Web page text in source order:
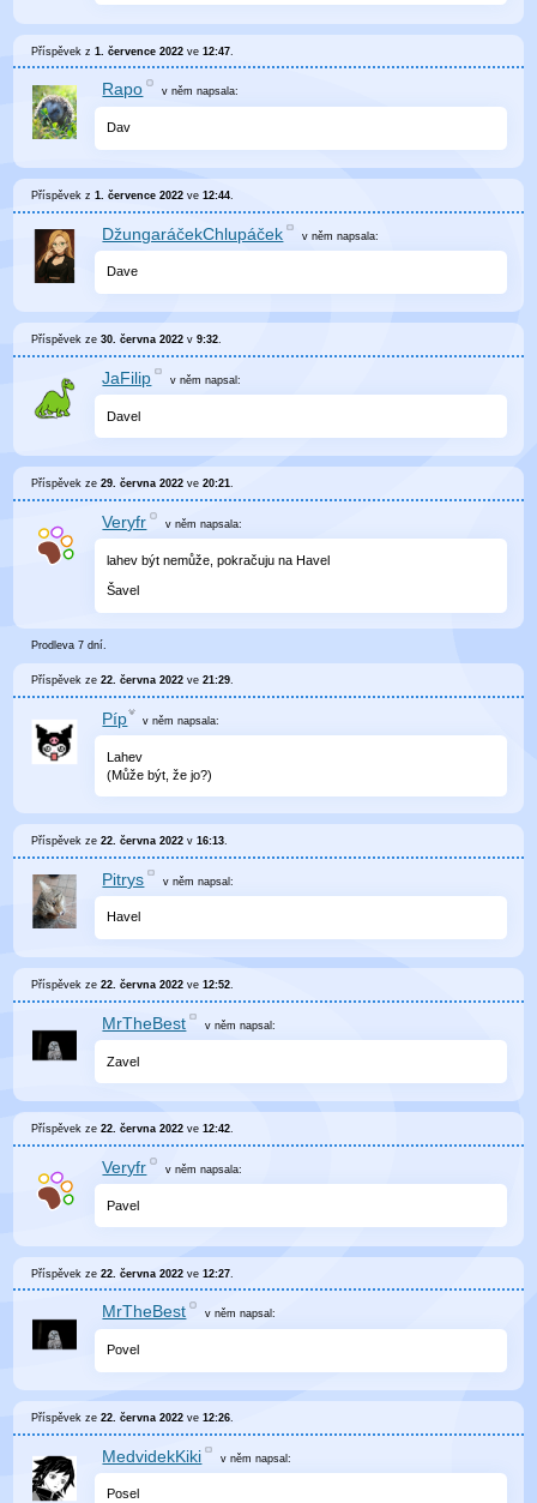
Příspěvek z1. července 2022 ve12:47
Rapo v němnapsala:
Dav
Příspěvek z1. července 2022 ve12:44
DžungaráčekChlupáček v němnapsala:
Dave
Příspěvek ze30. června 2022 v9:32.
JaFilip v němnapsal:
Davel
Příspěvek ze29. června 2022 ve20:21.
Veryfr v němnapsala:
lahev být nemůže, pokračuju na Havel
Šavel
Prodleva 7 dní.
Příspěvek ze22. června 2022 ve21:29.
Píp v něm napsala:
Lahev
(Může být, že jo?)
Příspěvek ze22. června 2022 v16:13
Pitrys v němnapsal:
Havel
Příspěvek ze22. června 2022 ve12:52.
MrTheBest v němnapsal:
Zavel
Příspěvek ze22. června 2022 ve12:42.
Veryfr v němnapsala:
Pavel
Příspěvek ze22. června 2022 ve12:27
MrTheBest v němnapsal:
Povel
Příspěvek ze22. června 2022 ve12:26
MedvidekKiki v němnapsal:
Posel